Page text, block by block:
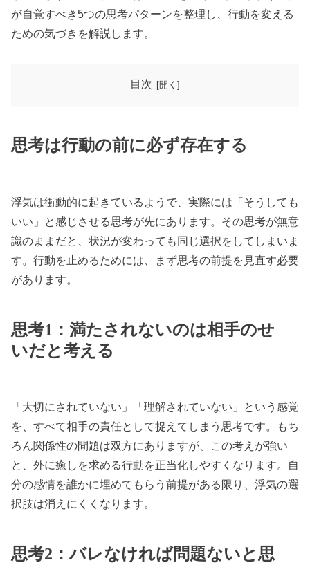
が自覚すべき5つの思考パターンを整理し、行動を変える
ための気づきを解説します。
目次
思考は行動の前に必ず存在する
浮気は衝動的に起きているようで、実際には「そうしても
いい」と感じさせる思考が先にあります。その思考が無意
識のままだと、状況が変わっても同じ選択をしてしまいま
す。行動を止めるためには、まず思考の前提を見直す必要
があります。
思考1：満たされないのは相手のせ
いだと考える
「大切にされていない」「理解されていない」という感覚
を、すべて相手の責任として捉えてしまう思考です。もち
ろん関係性の問題は双方にありますが、この考えが強い
と、外に癒しを求める行動を正当化しやすくなります。自
分の感情を誰かに埋めてもらう前提がある限り、浮気の選
択肢は消えにくくなります。
思考2：バレなければ問題ないと思